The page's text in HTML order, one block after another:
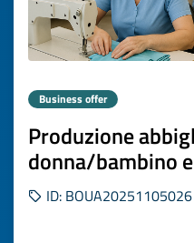
Business offer
Produzione
donna/bambino
ID: BOUA20251105026